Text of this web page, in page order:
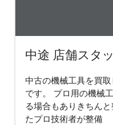
中途 店舗スタ
中古の機械工具を買
です。 プロ用の機械
る場合もありきちん
たプロ技術者が整備